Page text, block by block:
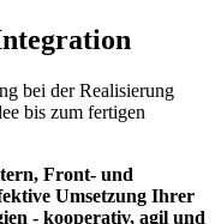
bei der Realisierung
bis zum fertigen
Front- und
Umsetzung Ihrer
- kooperativ, agil und